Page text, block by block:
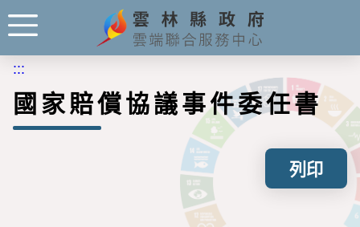
:::
國家賠償協議事件委任書
列印